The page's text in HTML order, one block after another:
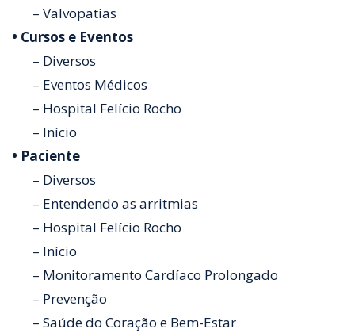
– Valvopatias
• Cursos e Eventos
– Diversos
– Eventos Médicos
– Hospital Felício Rocho
– Início
• Paciente
– Diversos
– Entendendo as arritmias
– Hospital Felício Rocho
– Início
– Monitoramento Cardíaco Prolongado
– Prevenção
– Saúde do Coração e Bem-Estar